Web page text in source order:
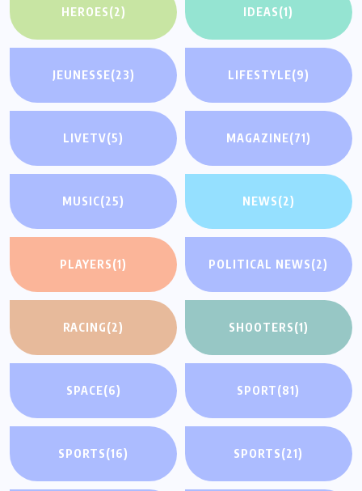
HEROES(2) IDEAS(1)
JEUNESSE(23) LIFESTYLE(9)
LIVETV(5) MAGAZINE(71)
MUSIC(25) NEWS(2)
PLAYERS(1) POLITICAL NEWS(2)
RACING(2) SHOOTERS(1)
SPACE(6) SPORT(81)
SPORTS(16) SPORTS(21)